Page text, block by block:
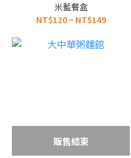
米藍餐盒
NT$120 ~ NT$149
販售結束